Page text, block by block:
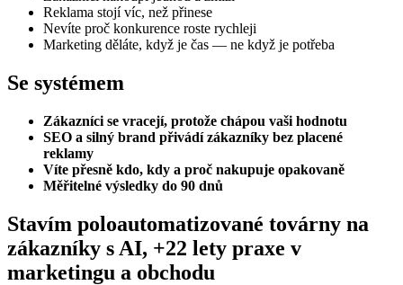
Reklama stojí víc, než přinese
Nevíte proč konkurence roste rychleji
Marketing děláte, když je čas — ne když je potřeba
Se systémem
Zákazníci se vracejí, protože chápou vaši hodnotu
SEO a silný brand přivádí zákazníky bez placené
reklamy
Víte přesně kdo, kdy a proč nakupuje opakovaně
Měřitelné výsledky do 90 dnů
Stavím poloautomatizované továrny na
zákazníky s AI, +22 lety praxe v
marketingu a obchodu